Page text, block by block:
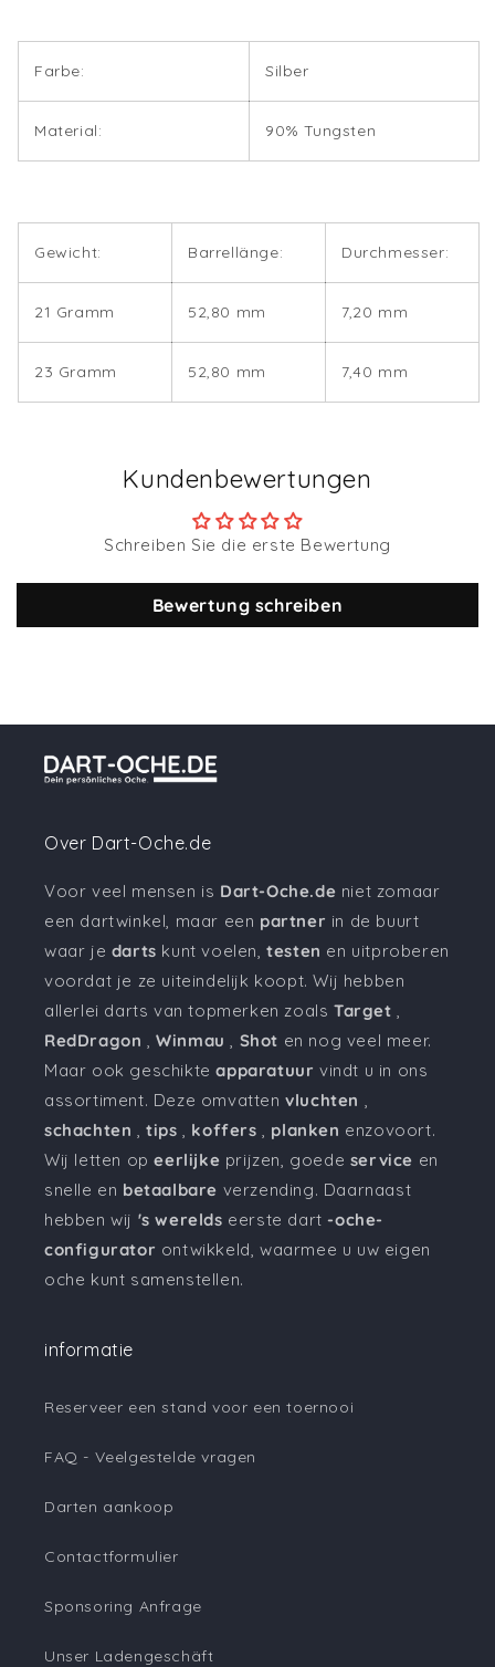
Farbe: Silber
Material: 90% Tungsten
Gewicht: Barrellänge: Durchmesser:
21 Gramm 52,80 mm 7,20 mm
23 Gramm 52,80 mm 7,40 mm
Kundenbewertungen
Schreiben Sie die erste Bewertung
Bewertung schreiben
Over Dart-Oche.de
Voor veel mensen is Dart-Oche.de niet zomaar
een dartwinkel, maar een partner in de buurt
waar je darts kunt voelen,testen en uitproberen
voordat je ze uiteindelijk koopt. Wij hebben
allerlei darts van topmerken zoalsTarget
RedDragon ,Winmau Shot en nog veel meer.
Maar ook geschikteapparatuur vindt u in ons
assortiment. Deze omvattenvluchten
schachten ,tips koffers planken enzovoort.
Wij letten opeerlijke prijzen, goede service en
snelle en betaalbare verzending. Daarnaast
hebben wij 's werelds eerste dart-oche-
configurator ontwikkeld, waarmee u uw eigen
oche kunt samenstellen.
informatie
Reserveer een stand voor een toernooi
FAQ - Veelgestelde vragen
Darten aankoop
Contactformulier
Sponsoring Anfrage
Unser Ladengeschäft